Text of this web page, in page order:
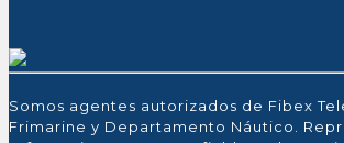
Somos agentes autorizados de Fibex
Frimarine y Departamento Náutico.